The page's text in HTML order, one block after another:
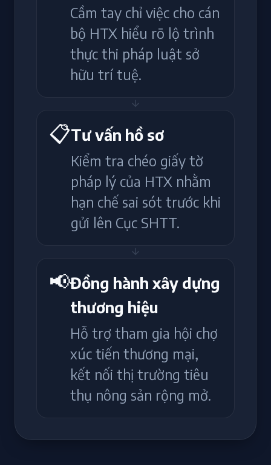
Cầm tay chỉ việc cho cán
bộ HTX hiểu rõ lộ trình
thực thi pháp luật sở
hữu trí tuệ.
📋Tư vấn hồ sơ
Kiểm tra chéo giấy tờ
pháp lý của HTX nhằm
hạn chế sai sót trước khi
gửi lên Cục SHTT.
📢Đồng hành xây dựng
thương hiệu
Hỗ trợ tham gia hội chợ
xúc tiến thương mại,
kết nối thị trường tiêu
thụ nông sản rộng mở.